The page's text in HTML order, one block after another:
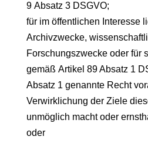
9 Absatz 3 DSGVO;
für im öffentlichen Interesse
Archivzwecke,
Forschungszwecke oder für
gemäß Artikel 89 Absatz 1
Absatz 1 genannte Recht
Verwirklichung der Ziele
unmöglich macht oder
oder